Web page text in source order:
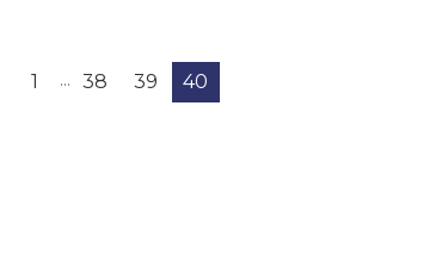
1 ... 38 39 40